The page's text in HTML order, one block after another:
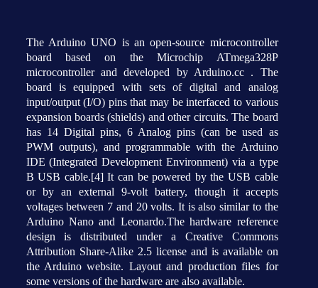
The Arduino UNO is an open-source microcontroller
board based on the Microchip ATmega328P
microcontroller and developed by Arduino.cc . The
board is equipped with sets of digital and analog
input/output (I/O) pins that may be interfaced to various
expansion boards (shields) and other circuits. The board
has 14 Digital pins, 6 Analog pins (can be used as
PWM outputs), and programmable with the Arduino
IDE (Integrated Development Environment) via a type
B USB cable.[4] It can be powered by the USB cable
or by an external 9-volt battery, though it accepts
voltages between 7 and 20 volts. It is also similar to the
Arduino Nano and Leonardo.The hardware reference
design is distributed under a Creative Commons
Attribution Share-Alike 2.5 license and is available on
the Arduino website. Layout and production files for
some versions of the hardware are also available.